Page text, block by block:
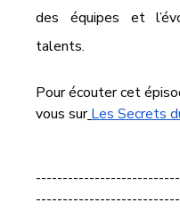
des équipes et
talents.
Pour écouter cet
vous sur Les Secrets